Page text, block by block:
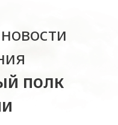
полк